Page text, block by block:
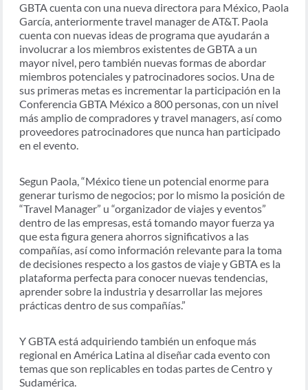
GBTA cuenta con una nueva directora para México, Paola
García, anteriormente travel manager de AT&T. Paola
cuenta con nuevas ideas de programa que ayudarán a
involucrar a los miembros existentes de GBTA a un
mayor nivel, pero también nuevas formas de abordar
miembros potenciales y patrocinadores socios. Una de
sus primeras metas es incrementar la participación en la
Conferencia GBTA México a 800 personas, con un nivel
más amplio de compradores y travel managers, así como
proveedores patrocinadores que nunca han participado
en el evento.
Segun Paola, “México tiene un potencial enorme para
generar turismo de negocios; por lo mismo la posición de
“Travel Manager” u “organizador de viajes y eventos”
dentro de las empresas, está tomando mayor fuerza ya
que esta figura genera ahorros significativos a las
compañías, así como información relevante para la toma
de decisiones respecto a los gastos de viaje y GBTA es la
plataforma perfecta para conocer nuevas tendencias,
aprender sobre la industria y desarrollar las mejores
prácticas dentro de sus compañías.”
Y GBTA está adquiriendo también un enfoque más
regional en América Latina al diseñar cada evento con
temas que son replicables en todas partes de Centro y
Sudamérica.